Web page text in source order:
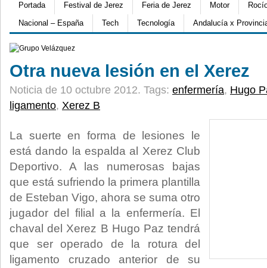
Portada Festival de Jerez Feria de Jerez Motor
Nacional – España
Tech Tecnología Andalucía x
Otra nueva lesión en el Xerez
Noticia de 10 octubre 2012. Tags: enfermería, Hugo
ligamento, Xerez B
La suerte en forma de lesiones le
está dando la espalda al Xerez Club
Deportivo. A las numerosas bajas
que está sufriendo la primera plantilla
de Esteban Vigo, ahora se suma otro
jugador del filial a la enfermería. El
chaval del Xerez B Hugo Paz tendrá
que ser operado de la rotura del
ligamento cruzado anterior de su